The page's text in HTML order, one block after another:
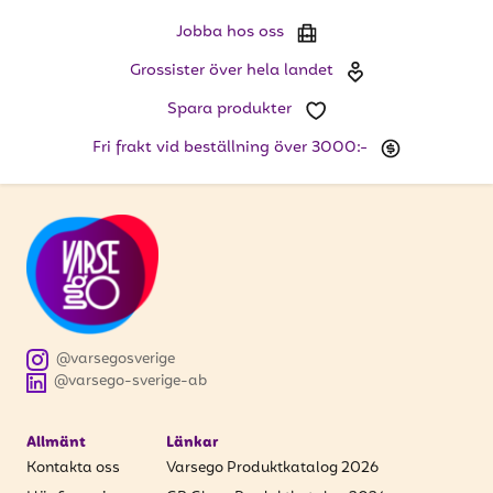
Ange din e-postadress nedan för att ta del av våra
nyheter och erbjudanden.
PRENUMERERA
Jobba hos oss
Grossister över hela landet
Spara produkter
Fri frakt vid beställning över 3000:-
@varsego-sverige-ab
@varsegosverige
Allmänt
Kontakta oss
Länkar
Varsego Produktkatalog 2026